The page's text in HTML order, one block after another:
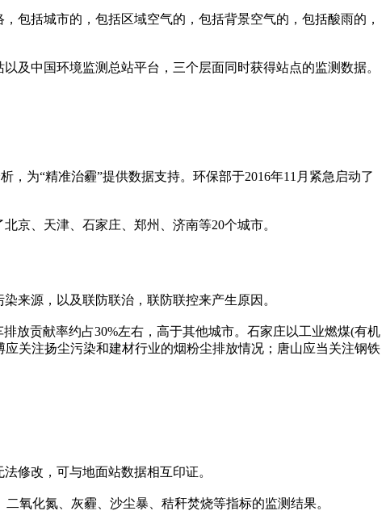
括城市的，包括区域空气的，包括背景空气的，包括酸雨的，
中国环境监测总站平台，三个层面同时获得站点的监测数据。
为“精准治霾”提供数据支持。环保部于2016年11月紧急启动了
、天津、石家庄、郑州、济南等20个城市。
来源，以及联防联治，联防联控来产生原因。
放贡献率约占30%左右，高于其他城市。石家庄以工业燃煤(有机
关注扬尘污染和建材行业的烟粉尘排放情况；唐山应当关注钢铁
修改，可与地面站数据相互印证。
氧化氮、灰霾、沙尘暴、秸秆焚烧等指标的监测结果。